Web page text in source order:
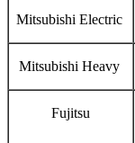
Mitsubishi Electric
Mitsubishi Heavy
Fujitsu